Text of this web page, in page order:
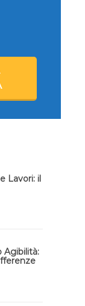
Lavori: il
Agibilità: